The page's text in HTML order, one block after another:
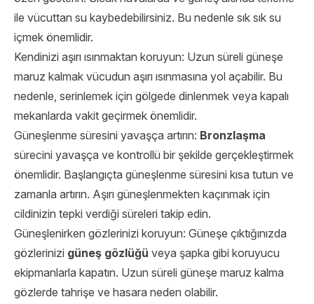
ile vücuttan su kaybedebilirsiniz. Bu nedenle sık sık su
içmek önemlidir.
Kendinizi aşırı ısınmaktan koruyun: Uzun süreli güneşe
maruz kalmak vücudun aşırı ısınmasına yol açabilir. Bu
nedenle, serinlemek için gölgede dinlenmek veya kapalı
mekanlarda vakit geçirmek önemlidir.
Güneşlenme süresini yavaşça artırın: Bronzlaşma
sürecini yavaşça ve kontrollü bir şekilde gerçekleştirmek
önemlidir. Başlangıçta güneşlenme süresini kısa tutun ve
zamanla artırın. Aşırı güneşlenmekten kaçınmak için
cildinizin tepki verdiği süreleri takip edin.
Güneşlenirken gözlerinizi koruyun: Güneşe çıktığınızda
gözlerinizi güneş gözlüğü veya şapka gibi koruyucu
ekipmanlarla kapatın. Uzun süreli güneşe maruz kalma
gözlerde tahrişe ve hasara neden olabilir.